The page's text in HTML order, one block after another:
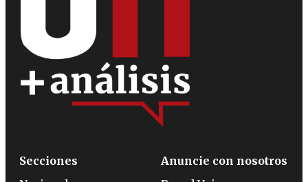
Secciones
Anuncie con nosotros